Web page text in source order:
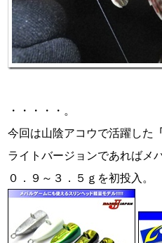
・・・・・。
今回は山陰アコウで活躍した
ライトバージョンであればメ
０．９～３．５ｇを初投入。